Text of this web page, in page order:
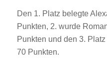
Den 1. Platz belegte
Punkten, 2. wurde
Punkten und den 3.
70 Punkten.